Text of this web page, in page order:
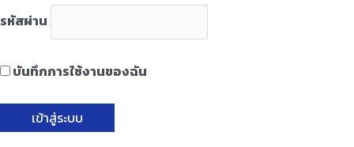
รหัสผ่าน
บันทึกการใช้งานของฉัน